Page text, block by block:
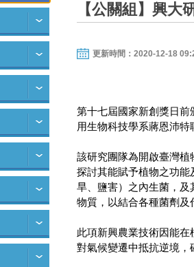
【公關組】興
更新時間：2020-12-18
第十七屆國家新創獎日前
用生物科技學系蔣恩沛特
該研究團隊為開啟臺灣
探討其能賦予植物之功
旱、鹽害）之內生菌，
物質，以結合各種菌劑及
此項新興農業技術因能
對氣候變遷中抵抗逆境，